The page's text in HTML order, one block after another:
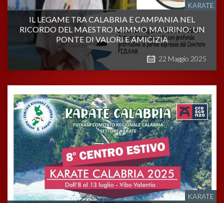
KARATE
IL LEGAME TRA CALABRIA E CAMPANIA NEL
RICORDO DEL MAESTRO MIMMO MAURINO: UN
PONTE DI VALORI E AMICIZIA
22 Maggio 2025
KARATE